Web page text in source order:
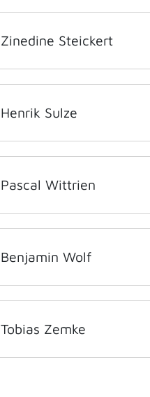
Zinedine Steickert
Henrik Sulze
Pascal Wittrien
Benjamin Wolf
Tobias Zemke